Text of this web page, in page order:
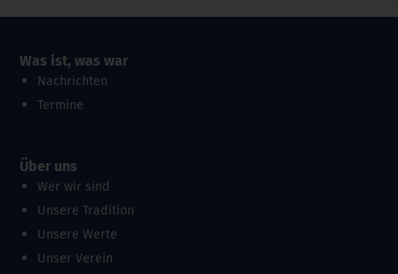
Was ist, was war
Nachrichten
Termine
Über uns
Wer wir sind
Unsere Tradition
Unsere Werte
Unser Verein